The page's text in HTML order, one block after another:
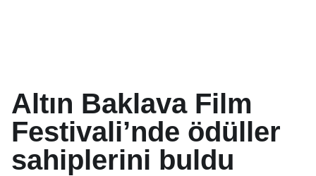
Altın Baklava Film
Festivali’nde ödüller
sahiplerini buldu